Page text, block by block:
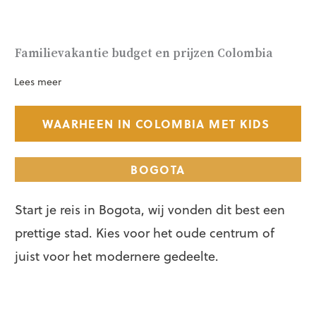
Familievakantie budget en prijzen Colombia
Lees meer
WAARHEEN IN COLOMBIA MET KIDS
BOGOTA
Start je reis in Bogota, wij vonden dit best een
prettige stad. Kies voor het oude centrum of
juist voor het modernere gedeelte.